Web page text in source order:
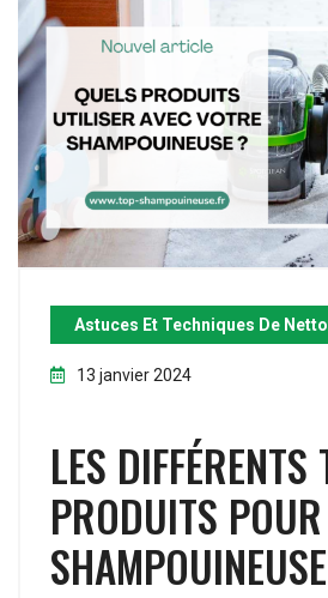
Astuces Et Techniques De
13 janvier 2024
LES DIFFÉRENTS
PRODUITS POUR
SHAMPOUINEUSE